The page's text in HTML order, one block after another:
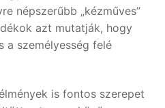
népszerűbb „kézműves”
azt mutatják, hogy
a személyesség felé
is fontos szerepet